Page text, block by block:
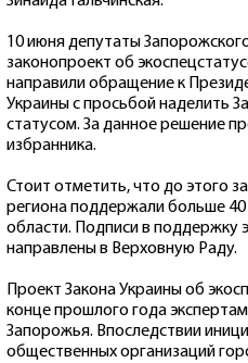
10 июня депутаты
законопроект об
направили обращение к
Украины с просьбой наделить
статусом. За данное решение
избранника.
Стоит отметить, что до этого
региона поддержали больше
области. Подписи в поддержку
направлены в Верховную Раду.
Проект Закона Украины об
конце прошлого года
Запорожья. Впоследствии
общественных организаций